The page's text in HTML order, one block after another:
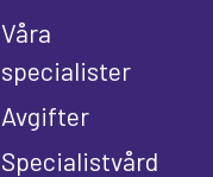
Våra
specialister
Avgifter
Specialistvård